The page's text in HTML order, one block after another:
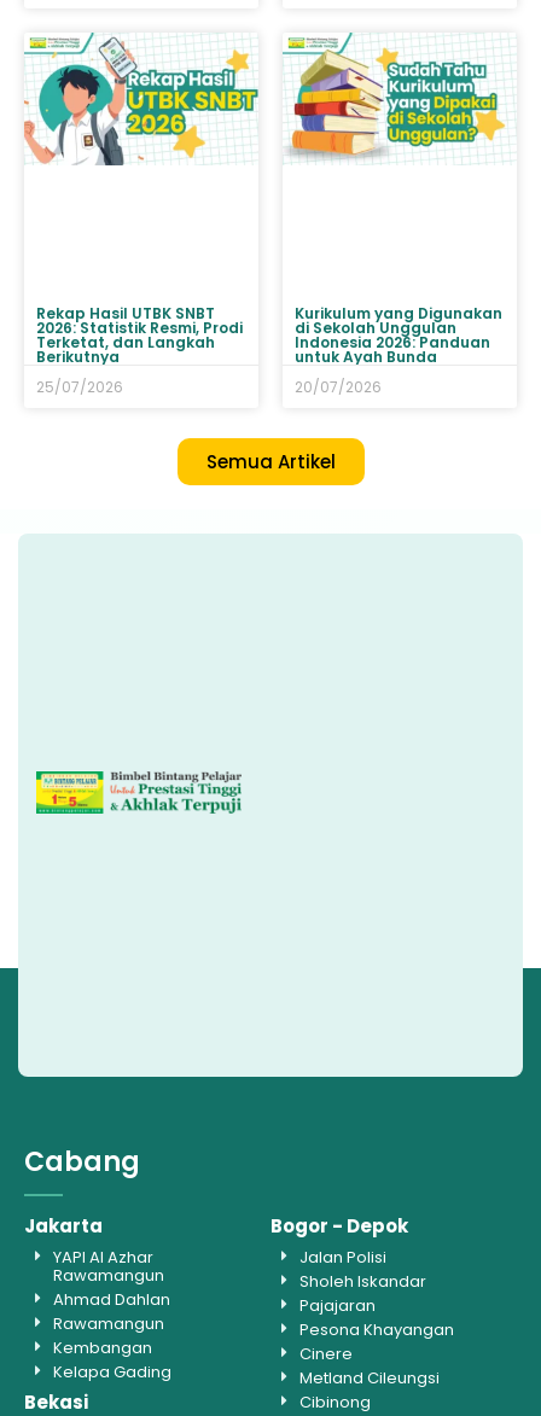
Rekap Hasil UTBK SNBT
2026: Statistik Resmi, Prodi
Terketat, dan Langkah
Berikutnya
25/07/2026
Kurikulum yang Digunakan
di Sekolah Unggulan
Indonesia 2026: Panduan
untuk Ayah Bunda
20/07/2026
Semua Artikel
Cabang
Jakarta
YAPI Al Azhar
Rawamangun
Ahmad Dahlan
Rawamangun
Kembangan
Kelapa Gading
Bekasi
Bogor - Depok
Jalan Polisi
Sholeh Iskandar
Pajajaran
Pesona Khayangan
Cinere
Metland Cileungsi
Cibinong